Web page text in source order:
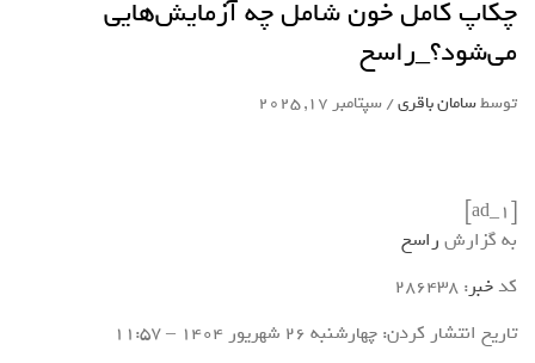
چکاپ کامل خون شامل چه آزمایش‌هایی
می‌شود؟_راسخ
توسطسامان باقری/سپتامبر 17, 2025
[ad_1]
به گزارش راسخ
کدخبر: 286438
تاریخ انتشار کردن: چهارشنبه 26 شهريور 1404 – 11:57